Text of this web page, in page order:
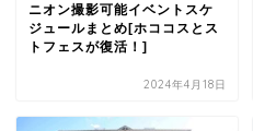
ニオン撮影可能イベントスケ
ジュールまとめ[ホココスとス
トフェスが復活！]
2024年4月18日